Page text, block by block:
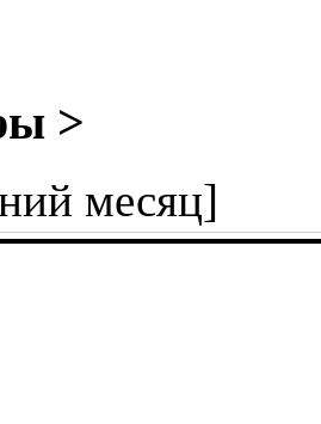
>
месяц]